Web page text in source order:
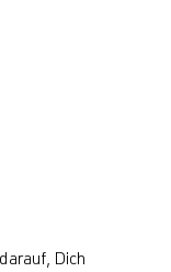
Dich